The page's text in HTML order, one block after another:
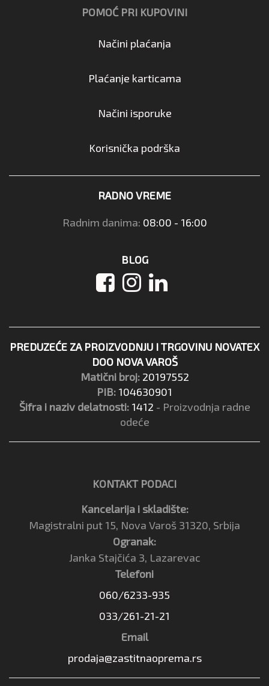
POMOĆ PRI KUPOVINI
Načini plaćanja
Plaćanje karticama
Načini isporuke
Korisnička podrška
RADNO VREME
Radnim danima: 08:00 - 16:00
BLOG
PREDUZEĆE ZA PROIZVODNJU I TRGOVINU NOVATEX
DOO NOVA VAROŠ
Matični broj: 20197552
PIB: 104630901
Šifra i naziv delatnosti: 1412 - Proizvodnja radne
odeće
KONTAKT PODACI
Kancelarija i skladište:
Magistralni put 15, Nova Varoš 31320, Srbija
Ogranak:
Janka Stajčića 3, Lazarevac
Telefoni
060/6233-935
033/261-21-21
Email
prodaja@zastitnaoprema.rs